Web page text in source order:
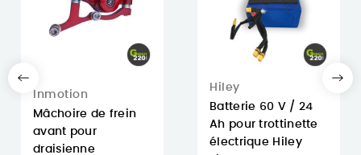
Inmotion
Mâchoire de frein
avant pour
draisienne
Hiley
Batterie 60 V / 24
Ah pour trottinette
électrique Hiley